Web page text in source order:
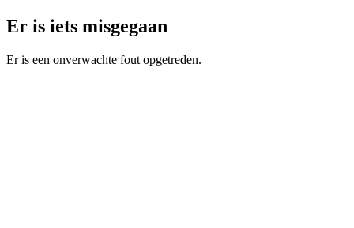
Er is iets misgegaan
Er is een onverwachte fout opgetreden.